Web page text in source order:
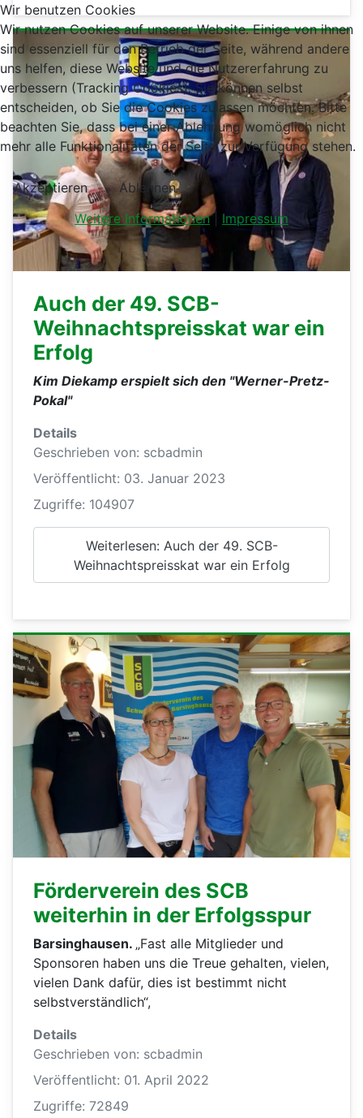
Auch der 49. SCB-
Weihnachtspreisskat war ein
Erfolg
Kim Diekamp erspielt sich den "Werner-Pretz-
Pokal"
Details
Geschrieben von: scbadmin
Veröffentlicht: 03. Januar 2023
Zugriffe: 104907
Weiterlesen: Auch der 49. SCB-
Weihnachtspreisskat war ein Erfolg
Förderverein des SCB
weiterhin in der Erfolgsspur
Barsinghausen. „Fast alle Mitglieder und
Sponsoren haben uns die Treue gehalten, vielen,
vielen Dank dafür, dies ist bestimmt nicht
selbstverständlich“,
Details
Geschrieben von: scbadmin
Veröffentlicht: 01. April 2022
Zugriffe: 72849
Wir benutzen Cookies
Wir nutzen Cookies auf unserer Website. Einige von ihnen
sind essenziell für den Betrieb der Seite, während andere
uns helfen, diese Website und die Nutzererfahrung zu
verbessern (Tracking Cookies). Sie können selbst
entscheiden, ob Sie die Cookies zulassen möchten. Bitte
beachten Sie, dass bei einer Ablehnung womöglich nicht
mehr alle Funktionalitäten der Seite zur Verfügung stehen.
Akzeptieren
Ablehnen
Weitere Informationen| Impressum